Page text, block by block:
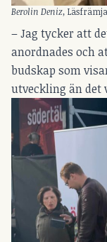
Berolin Deniz,
– Jag tycker att
anordnades och
budskap som
utveckling än det